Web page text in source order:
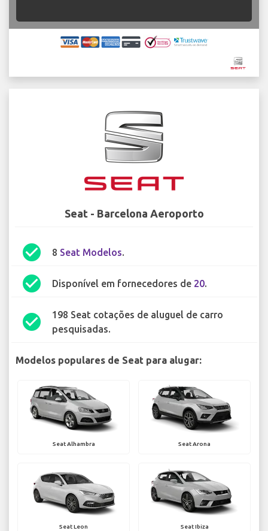
Seat - Barcelona Aeroporto
check_circle 8 Seat Modelos.
check_circle Disponível em fornecedores de 20.
check_circle
198 Seat cotações de aluguel de carro
pesquisadas.
Modelos populares de Seat para alugar:
Seat Alhambra Seat Arona
Seat Leon Seat Ibiza